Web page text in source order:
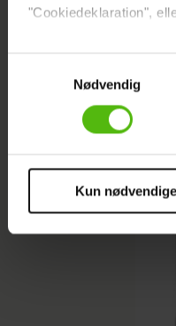
"Cookiedeklaration",
Dine valg anvendes på
Vi ønsker dit
Vi anvender egne
sociale medier.
Nødvendig
Kun